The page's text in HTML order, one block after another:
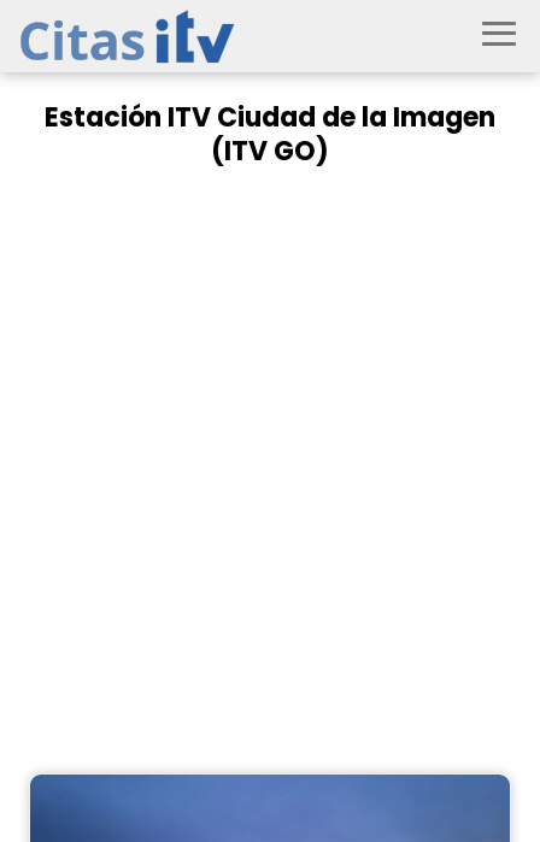
Estación ITV Ciudad de la Imagen
(ITV GO)